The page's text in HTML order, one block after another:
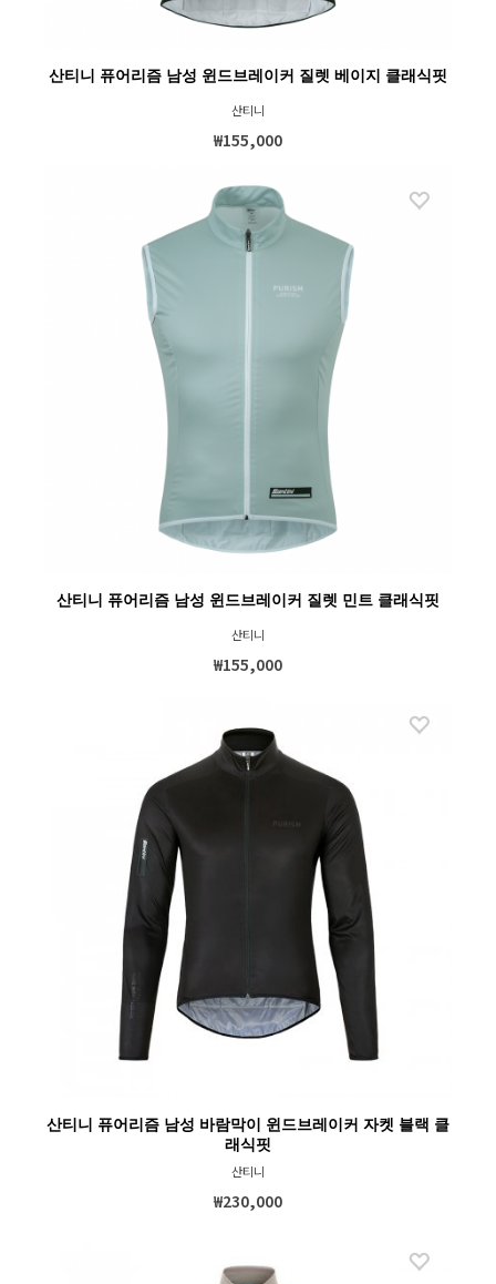
산티니 퓨어리즘 남성 윈드브레이커 질렛 베이지 클래식핏
산티니
₩155,000
산티니 퓨어리즘 남성 윈드브레이커 질렛 민트 클래식핏
산티니
₩155,000
산티니 퓨어리즘 남성 바람막이 윈드브레이커 자켓 블랙 클
래식핏
산티니
₩230,000